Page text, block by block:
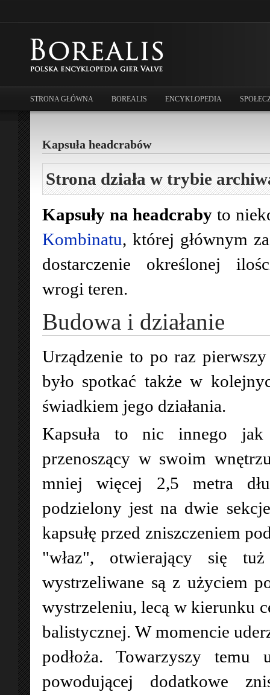
STRONA GŁÓWNA BOREALIS ENCYKLOPEDIA
Kapsuła headcrabów
Strona działa w trybie
Kapsuły na headcraby to
Kombinatu, której głównym
dostarczenie określonej
wrogi teren.
Budowa i działanie
Urządzenie to po raz
było spotkać także w
świadkiem jego działania.
Kapsuła to nic innego jak
przenoszący w swoim
mniej więcej 2,5 metra
podzielony jest na dwie
kapsułę przed zniszczeniem
"właz", otwierający się
wystrzeliwane są z użyciem
wystrzeleniu, lecą w kierunku
balistycznej. W momencie
podłoża. Towarzyszy
powodującej dodatkowe